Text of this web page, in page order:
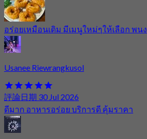
อร่อยเหมือนเดิม มีเมนูใหม่ๆให้เลือก พน
Usanee Riewrangkusol
評論日期 30 Jul 2026
ดีมาก อาหารอร่อย บริการดี คุ้มราคา